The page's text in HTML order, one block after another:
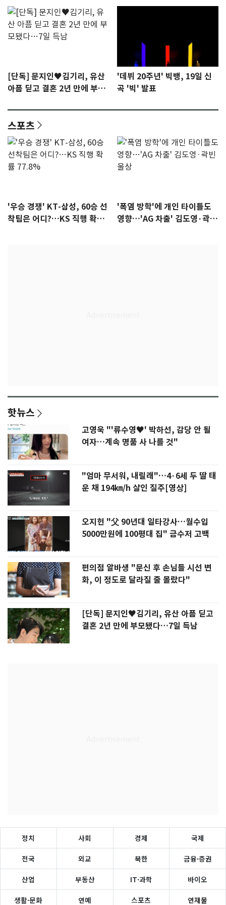
[단독] 문지인♥김기리, 유산
아픔 딛고 결혼 2년 만에 부모
'데뷔 20주년' 빅뱅, 19일 신
곡 '빅' 발표
스포츠
'우승 경쟁' KT-삼성, 60승 선
착팀은 어디?…KS 직행 확률
'폭염 방학'에 개인 타이틀도
영향…'AG 차출' 김도영·곽빈
핫뉴스
고영욱 "'류수영♥' 박하선, 감당 안 될
여자…계속 명품 사 나를 것"
"엄마 무서워, 내릴래"…4·6세 두 딸 태
운 채 194㎞/h 살인 질주[영상]
오지헌 "父 90년대 일타강사…월수입
5000만원에 100평대 집" 금수저 고백
편의점 알바생 "문신 후 손님들 시선 변
화, 이 정도로 달라질 줄 몰랐다"
[단독] 문지인♥김기리, 유산 아픔 딛고
결혼 2년 만에 부모됐다…7일 득남
정치 사회 경제 국제
전국 외교 북한 금융·증권
산업 부동산 IT·과학 바이오
생활·문화 연예 스포츠 연재물